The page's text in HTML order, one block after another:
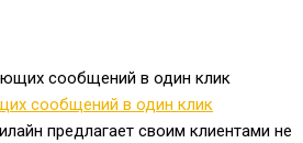
сообщений в один клик
предлагает своим клиентами не